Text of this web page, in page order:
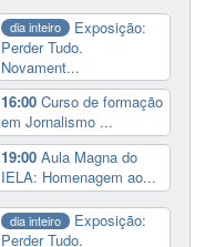
dia inteiro
Exposição:
Perder Tudo.
Novament...
16:00Curso de formação
em Jornalismo ...
19:00Aula Magna do
IELA: Homenagem ao...
dia inteiro
Exposição:
Perder Tudo.